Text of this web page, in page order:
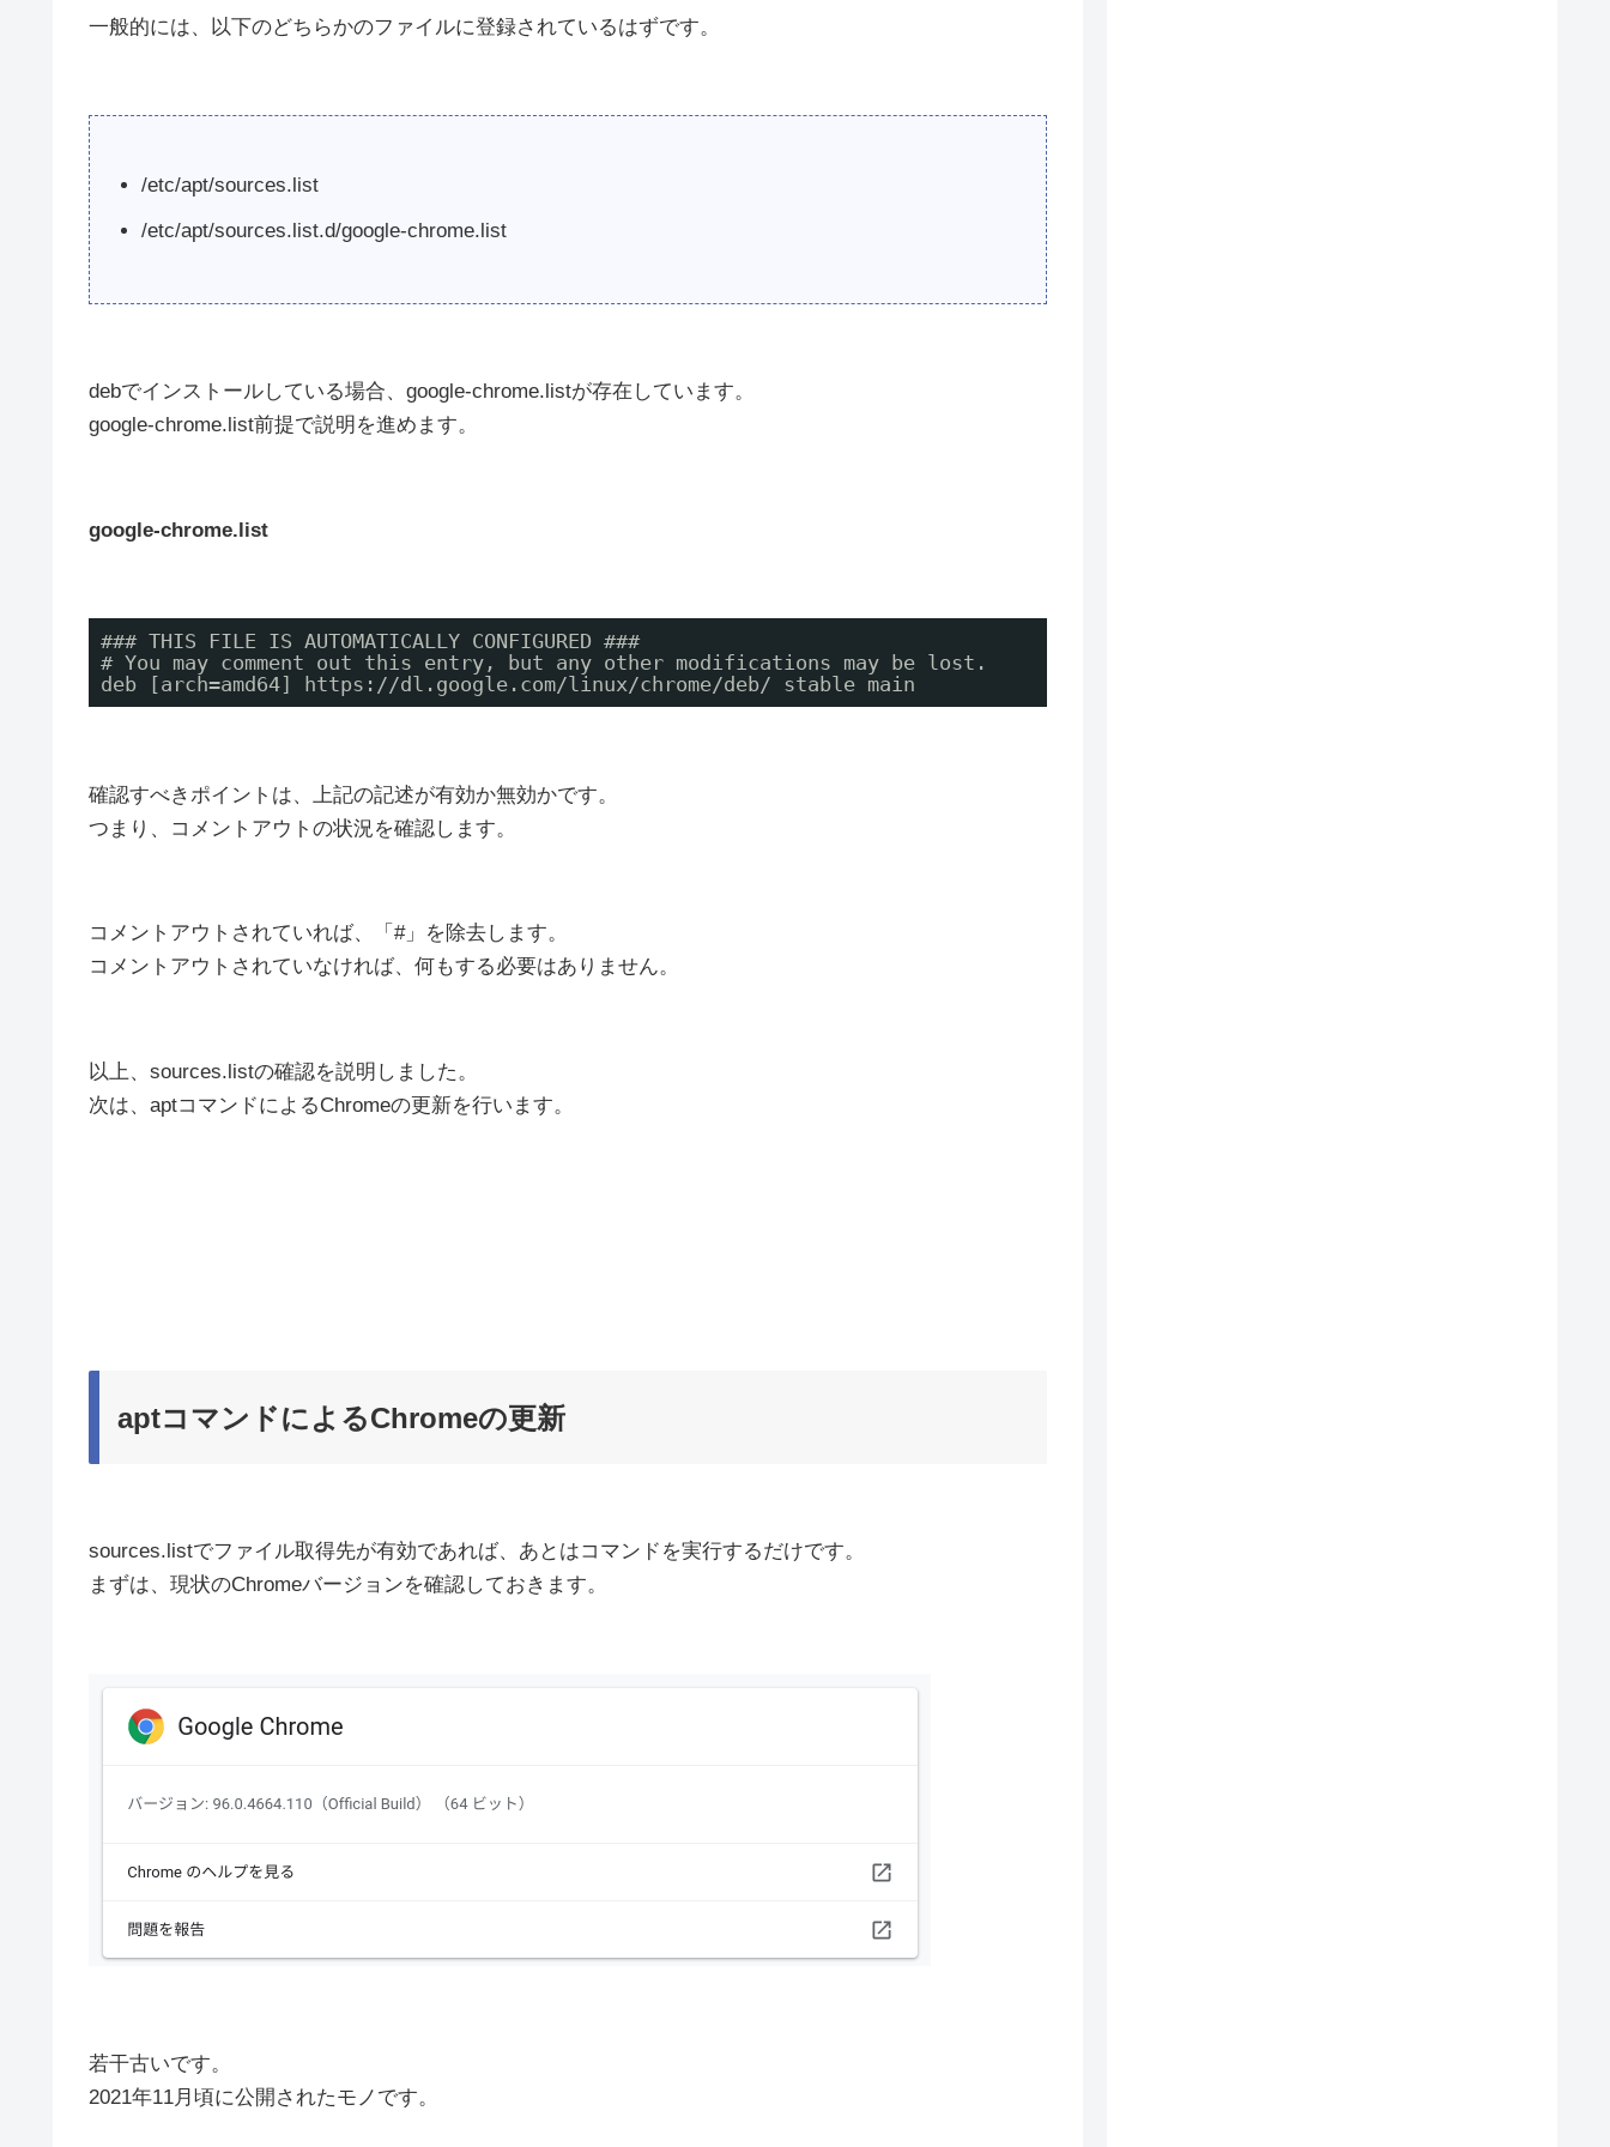
一般的には、以下のどちらかのファイルに登録されているはずです。
/etc/apt/sources.list
/etc/apt/sources.list.d/google-chrome.list
debでインストールしている場合、google-chrome.listが存在しています。
google-chrome.list前提で説明を進めます。
google-chrome.list
### THIS FILE IS AUTOMATICALLY CONFIGURED ###
# You may comment out this entry, but any other modifications may be lost.
deb [arch=amd64] https://dl.google.com/linux/chrome/deb/ stable main
確認すべきポイントは、上記の記述が有効か無効かです。
つまり、コメントアウトの状況を確認します。
コメントアウトされていれば、「#」を除去します。
コメントアウトされていなければ、何もする必要はありません。
以上、sources.listの確認を説明しました。
次は、aptコマンドによるChromeの更新を行います。
aptコマンドによるChromeの更新
sources.listでファイル取得先が有効であれば、あとはコマンドを実行するだけです。
まずは、現状のChromeバージョンを確認しておきます。
若干古いです。
2021年11月頃に公開されたモノです。